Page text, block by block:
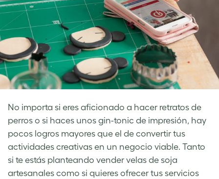
No importa si eres aficionado a hacer retratos de
perros o si haces unos gin-tonic de impresión, hay
pocos logros mayores que el de convertir tus
actividades creativas en un negocio viable. Tanto
si te estás planteando vender velas de soja
artesanales como si quieres ofrecer tus servicios